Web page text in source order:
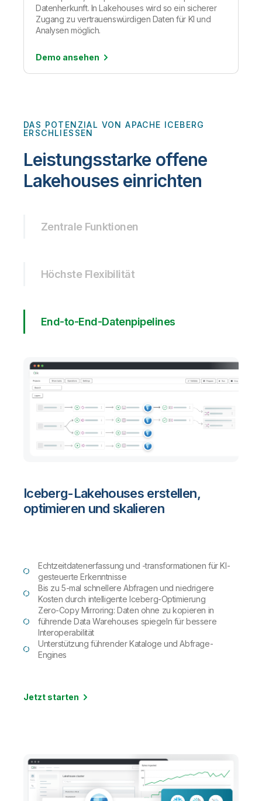
Datenherkunft. In Lakehouses wird so ein sicherer
Zugang zu vertrauenswürdigen Daten für KI und
Analysen möglich.
Demo ansehen
DAS POTENZIAL VON APACHE ICEBERG
ERSCHLIESSEN
Leistungsstarke offene
Lakehouses einrichten
Zentrale Funktionen
Höchste Flexibilität
End-to-End-Datenpipelines
Iceberg-Lakehouses erstellen,
optimieren und skalieren
Echtzeitdatenerfassung und -transformationen für KI-
gesteuerte Erkenntnisse
Bis zu 5-mal schnellere Abfragen und niedrigere
Kosten durch intelligente Iceberg-Optimierung
Zero-Copy Mirroring: Daten ohne zu kopieren in
führende Data Warehouses spiegeln für bessere
Interoperabilität
Unterstützung führender Kataloge und Abfrage-
Engines
Jetzt starten